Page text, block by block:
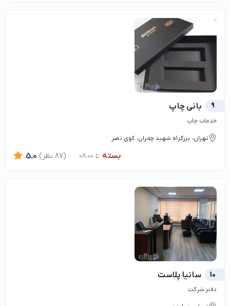
9 بانی چاپ
خدمات چاپ
تهران، بزرگراه شهید چمران، کوی نصر
بسته تا 08:00 5.0 (87 نظر)
10 سانیا پلاست
دفتر شرکت